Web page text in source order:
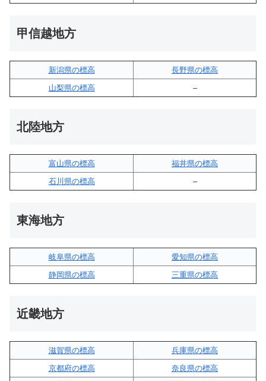
甲信越地方
新潟県の標高
長野県の標高
山梨県の標高
–
北陸地方
富山県の標高
福井県の標高
石川県の標高
–
東海地方
岐阜県の標高
愛知県の標高
静岡県の標高
三重県の標高
近畿地方
滋賀県の標高
兵庫県の標高
京都府の標高
奈良県の標高